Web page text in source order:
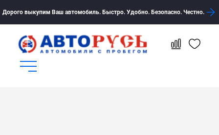
Дорого выкупим Ваш автомобиль. Быстро. Удобно. Безопасно. Честно.